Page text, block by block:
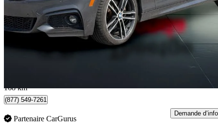
230i xDrive Convertible AWD56 000 km
Affaire
168 km
(877) 549-7261
Partenaire CarGurus
Demande d’info